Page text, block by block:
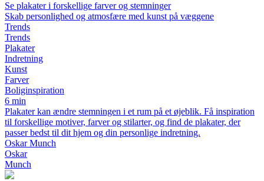
Se plakater i forskellige farver og stemninger
Skab personlighed og atmosfære med kunst på væggene
Trends
Trends
Plakater
Indretning
Kunst
Farver
Boliginspiration
6 min
Plakater kan ændre stemningen i et rum på et øjeblik. Få inspiration
til forskellige motiver, farver og stilarter, og find de plakater, der
passer bedst til dit hjem og din personlige indretning.
Oskar Munch
Oskar
Munch